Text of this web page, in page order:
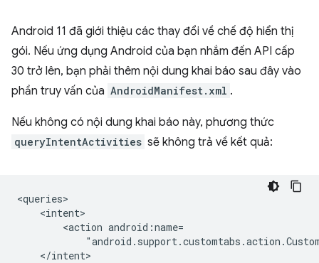
Android 11 đã giới thiệu các thay đổi về chế độ hiển thị
gói. Nếu ứng dụng Android của bạn nhắm đến API cấp
30 trở lên, bạn phải thêm nội dung khai báo sau đây vào
phần truy vấn của AndroidManifest.xml .
Nếu không có nội dung khai báo này, phương thức
queryIntentActivities sẽ không trả về kết quả:
<action
</intent>